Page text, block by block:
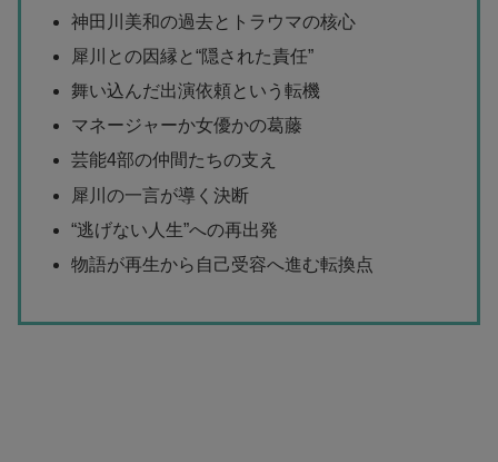
神田川美和の過去とトラウマの核心
犀川との因縁と“隠された責任”
舞い込んだ出演依頼という転機
マネージャーか女優かの葛藤
芸能4部の仲間たちの支え
犀川の一言が導く決断
“逃げない人生”への再出発
物語が再生から自己受容へ進む転換点